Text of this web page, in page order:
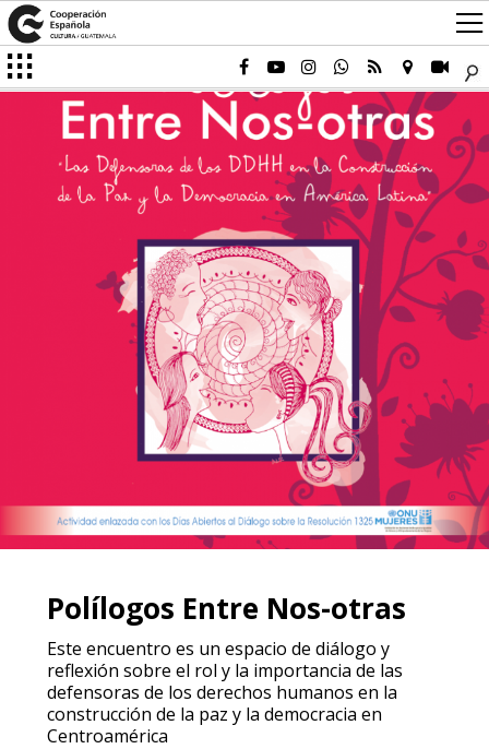
Polílogos Entre Nos-otras
Este encuentro es un espacio de diálogo y
reflexión sobre el rol y la importancia de las
defensoras de los derechos humanos en la
construcción de la paz y la democracia en
Centroamérica